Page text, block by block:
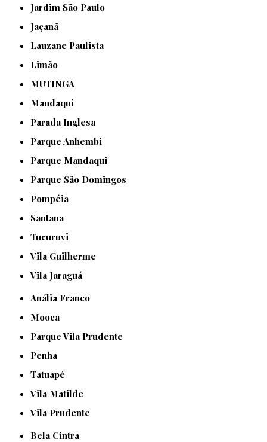
Jardim São Paulo
Jaçanã
Lauzane Paulista
Limão
MUTINGA
Mandaqui
Parada Inglesa
Parque Anhembi
Parque Mandaqui
Parque São Domingos
Pompéia
Santana
Tucuruvi
Vila Guilherme
Vila Jaraguá
Anália Franco
Mooca
Parque Vila Prudente
Penha
Tatuapé
Vila Matilde
Vila Prudente
Bela Cintra